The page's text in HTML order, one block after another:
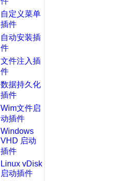
自定义菜单
插件
自动安装插
件
文件注入插
件
数据持久化
插件
Wim文件启
动插件
Windows
VHD 启动
插件
Linux vDisk
启动插件